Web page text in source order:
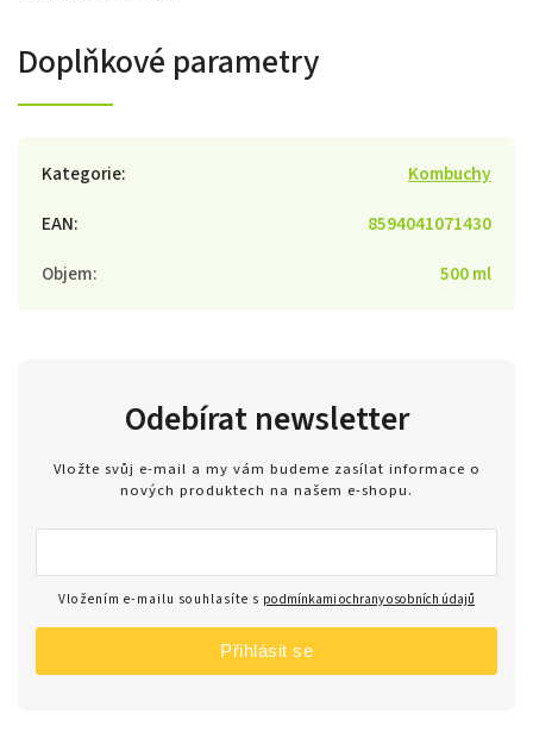
Doplňkové parametry
Kategorie:
Kombuchy
EAN:
8594041071430
Objem: 500 ml
Odebírat newsletter
Vložte svůj e-mail a my vám budeme zasílat informace o
nových produktech na našem e-shopu.
Vložením e-mailu souhlasíte s podmínkami ochrany osobních údajů
Přihlásit se